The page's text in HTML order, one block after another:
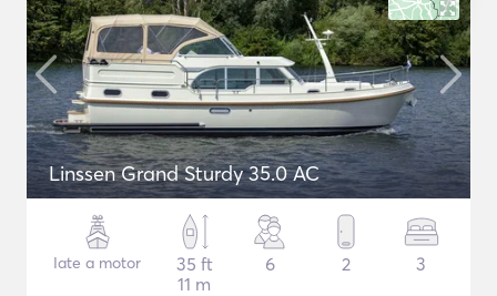
Linssen Grand Sturdy 35.0 AC
Iate a motor
35 ft
11 m
6 2 3